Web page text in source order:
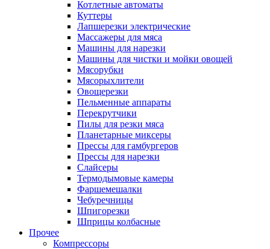
Котлетные автоматы
Куттеры
Лапшерезки электрические
Массажеры для мяса
Машины для нарезки
Машины для чистки и мойки овощей
Мясорубки
Мясорыхлители
Овощерезки
Пельменные аппараты
Перекрутчики
Пилы для резки мяса
Планетарные миксеры
Прессы для гамбургеров
Прессы для нарезки
Слайсеры
Термодымовые камеры
Фаршемешалки
Чебуречницы
Шпигорезки
Шприцы колбасные
Прочее
Компрессоры